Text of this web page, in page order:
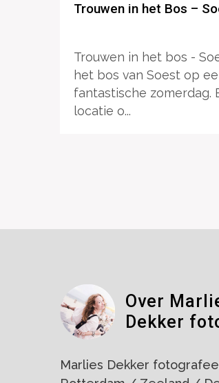
Trouwen in het Bos –
Trouwen in het bos -
het bos van Soest op
fantastische zomerdag.
locatie o...
Over
Dekker
Marlies Dekker